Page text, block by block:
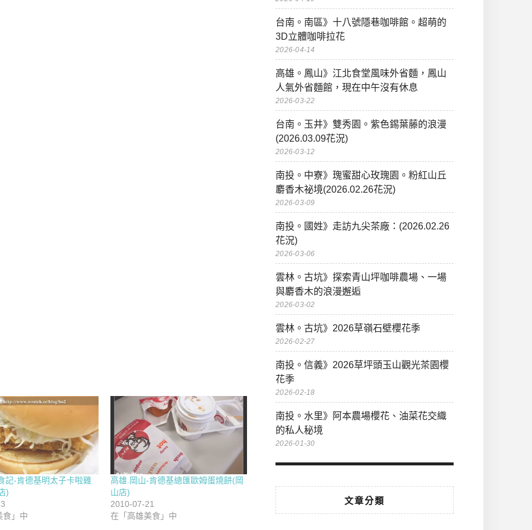
記-肯德基明太子卡啦雞
)
食」中
高雄.岡山-肯德基總匯歐姆蛋燒餅(岡
山店)
2010-07-21
在「高雄美食」中
台南。南區》十八號隱巷咖啡館。超萌的
3D立體咖啡拉花
2026-04-14
高雄。鳳山》江北食堂風味外省麵，鳳山
人氣外省麵館，現在中午沒有休息
2026-03-22
台南。玉井》雙秀園。紫色錫葉藤的浪漫
(2026.03.09花況)
2026-03-12
南投。中寮》瑰蜜甜心玫瑰園。粉紅山丘
麝香木祕境(2026.02.26花況)
2026-03-09
南投。國姓》走訪九尖茶廠：(2026.02.26
花況)
2026-03-06
雲林。古坑》探索青山坪咖啡農場、一場
與麝香木的浪漫邂逅
2026-03-02
雲林。古坑》2026草嶺石壁櫻花季
2026-02-27
南投。信義》2026草坪頭玉山觀光茶園櫻
花季
2026-02-18
南投。水里》阿本農場櫻花、油菜花交織
的私人秘境
2026-01-30
文章分類